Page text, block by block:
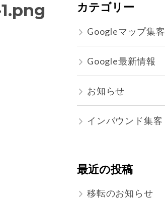
カテゴリー
Googleマップ集客
Google最新情報
お知らせ
インバウンド集客
最近の投稿
移転のお知らせ